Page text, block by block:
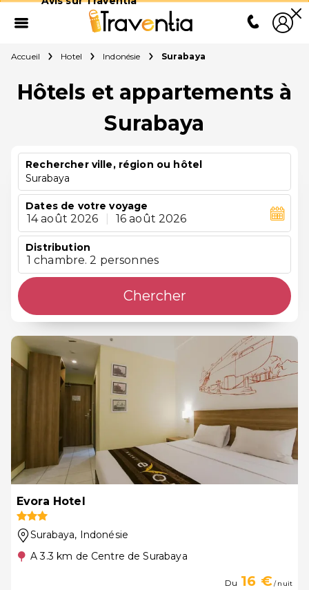
Accueil Hotel Indonésie Surabaya
Hôtels et appartements à
Surabaya
Rechercher ville, région ou hôtel
Surabaya
Dates de votre voyage
14 août 2026 16 août 2026
Distribution
1 chambre. 2 personnes
Chercher
Evora Hotel
Surabaya, Indonésie
A 3.3 km de Centre de Surabaya
Du 16 €/ nuit